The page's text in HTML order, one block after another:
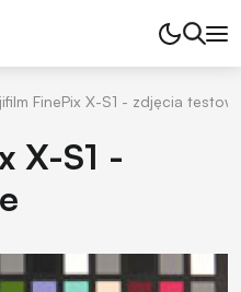
FinePix X-S1 - zdjęcia
X-S1 -